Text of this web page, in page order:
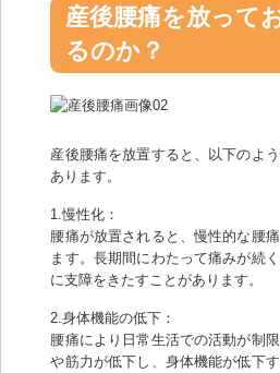
産後腰痛を放って
るのか？
産後腰痛を放置すると、以下のよ
あります。
1.慢性化：
腰痛が放置されると、慢性的な腰
ます。長期間にわたって痛みが続
に支障をきたすことがあります。
2.身体機能の低下：
腰痛により日常生活での活動が制
や筋力が低下し、身体機能が低下